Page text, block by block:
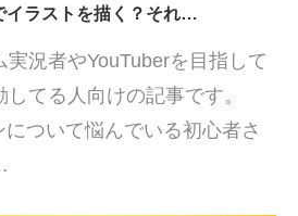
イラストを描く？それ…
実況者やYouTuberを目指して
てる人向けの記事です。
ついて悩んでいる初心者さ